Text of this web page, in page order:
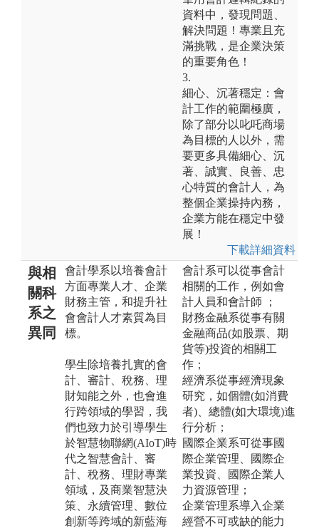
資料中，發現問題、
解決問題！專業且充
滿挑戰，是企業決策
的重要角色！
3.
細心、沉著穩定：會
計工作的範圍極廣，
除了部分以叱吒商場
為目標的人以外，需
要更多具備細心、沉
著、誠實、良善、忠
心特質的會計人，為
整個企業操持內務，
企業方能在穩定中發
展！
下載詳細資料
與相
關科
系之
異同
會計學系以培養會計
方面專業人才、企業
財務主管，和提升社
會會計人才素質為目
標。
學生除培養扎實的會
計、審計、稅務、理
財知能之外，也會進
行跨領域的學習，我
們也致力於引導學生
於智慧物聯網(AIoT)時
代之智慧會計、審
計、稅務、理財專業
領域，及商業智慧決
策、永續管理、數位
創新等跨域的新藍海
會計系可以從事會計
相關的工作，例如會
計人員和會計師 ；
財務金融系從事有關
金融商品(如股票、期
貨等)投資的相關工
作；
經濟系從事經濟現象
研究，如個體(如消費
者)、總體(如大環境)進
行分析；
國際企業系可從事國
際企業管理、國際企
業投資、國際企業人
力資源管理；
企業管理系導入企業
經營不可或缺的能力